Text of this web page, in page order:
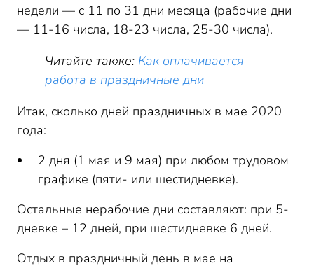
недели — с 11 по 31 дни месяца (рабочие дни
— 11-16 числа, 18-23 числа, 25-30 числа).
Читайте также: Как оплачивается
работа в праздничные дни
Итак, сколько дней праздничных в мае 2020
года:
2 дня (1 мая и 9 мая) при любом трудовом
графике (пяти- или шестидневке).
Остальные нерабочие дни составляют: при 5-
дневке – 12 дней, при шестидневке 6 дней.
Отдых в праздничный день в мае на